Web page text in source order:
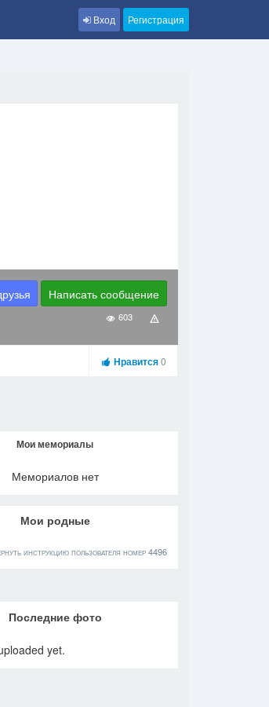
Вход Регистрация
Написать сообщение
603
Нравится0
Мои мемориалы
Мемориалов нет
Мои родные
инструкцию пользователя номер 4496
Последние фото
yet.